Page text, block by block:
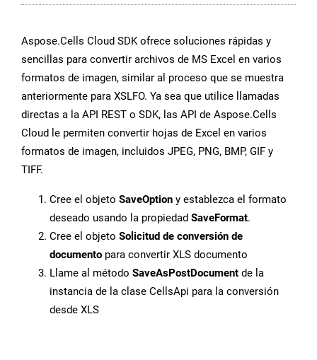
Aspose.Cells Cloud SDK ofrece soluciones rápidas y
sencillas para convertir archivos de MS Excel en varios
formatos de imagen, similar al proceso que se muestra
anteriormente para XSLFO. Ya sea que utilice llamadas
directas a la API REST o SDK, las API de Aspose.Cells
Cloud le permiten convertir hojas de Excel en varios
formatos de imagen, incluidos JPEG, PNG, BMP, GIF y
TIFF.
Cree el objeto SaveOption y establezca el formato
deseado usando la propiedad SaveFormat.
Cree el objeto Solicitud de conversión de
documento para convertir XLS documento
Llame al método SaveAsPostDocument de la
instancia de la clase CellsApi para la conversión
desde XLS